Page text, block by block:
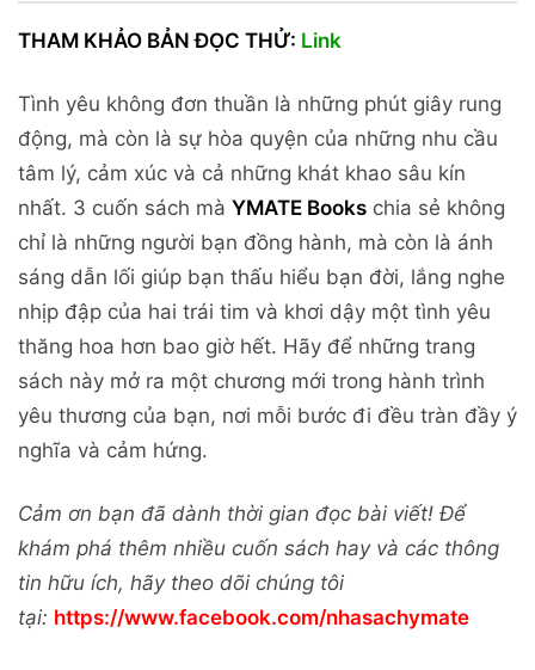
THAM KHẢO BẢN ĐỌC THỬ: Link
Tình yêu không đơn thuần là những phút giây rung
động, mà còn là sự hòa quyện của những nhu cầu
tâm lý, cảm xúc và cả những khát khao sâu kín
nhất. 3 cuốn sách mà YMATE Books chia sẻ không
chỉ là những người bạn đồng hành, mà còn là ánh
sáng dẫn lối giúp bạn thấu hiểu bạn đời, lắng nghe
nhịp đập của hai trái tim và khơi dậy một tình yêu
thăng hoa hơn bao giờ hết. Hãy để những trang
sách này mở ra một chương mới trong hành trình
yêu thương của bạn, nơi mỗi bước đi đều tràn đầy ý
nghĩa và cảm hứng.
Cảm ơn bạn đã dành thời gian đọc bài viết! Để
khám phá thêm nhiều cuốn sách hay và các thông
tin hữu ích, hãy theo dõi chúng tôi
tại: https://www.facebook.com/nhasachymate